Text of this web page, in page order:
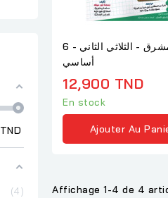
TND
4
نور المشرق - الثلاثي الثاني - 6
أساسي
12,900 TND
En stock
Ajouter Au
Affichage 1-4 de 4